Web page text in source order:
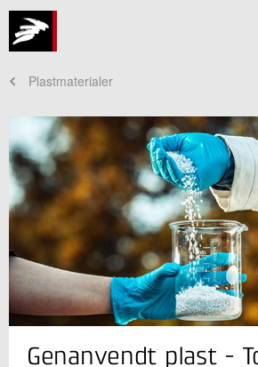
Plastmaterialer
Jeg er din kontaktperson
Martin Vest Schelbli
Genanvendt plast -